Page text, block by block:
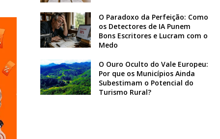
O Paradoxo da Perfeição: Como
os Detectores de IA Punem
Bons Escritores e Lucram com o
Medo
O Ouro Oculto do Vale Europeu:
Por que os Municípios Ainda
Subestimam o Potencial do
Turismo Rural?